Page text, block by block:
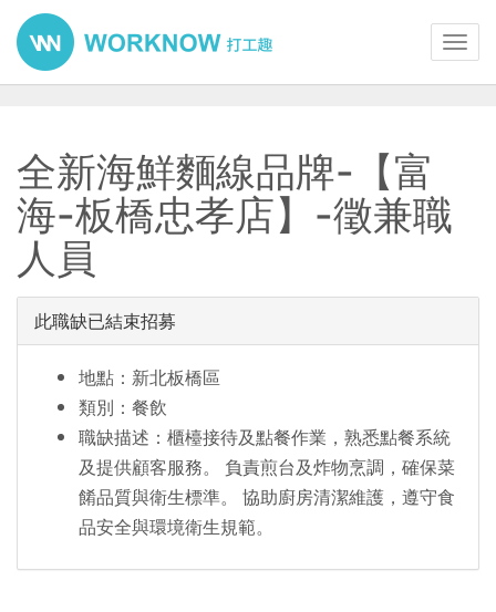
全新海鮮麵線品牌-【富
海-板橋忠孝店】-徵兼職
人員
此職缺已結束招募
地點：新北板橋區
類別：餐飲
職缺描述：櫃檯接待及點餐作業，熟悉點餐系統
及提供顧客服務。 負責煎台及炸物烹調，確保菜
餚品質與衛生標準。 協助廚房清潔維護，遵守食
品安全與環境衛生規範。